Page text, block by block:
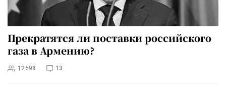
Прекратятся ли поставки российского
газа в Армению?
12598 13